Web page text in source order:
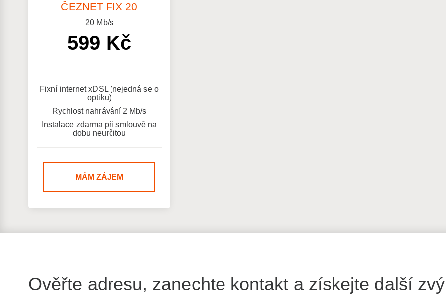
ČEZNET FIX 20
20 Mb/s
599 Kč
Fixní internet xDSL (nejedná se o
optiku)
Rychlost nahrávání 2 Mb/s
Instalace zdarma při smlouvě na
dobu neurčitou
MÁM ZÁJEM
Ověřte adresu, zanechte kontakt a získejte další